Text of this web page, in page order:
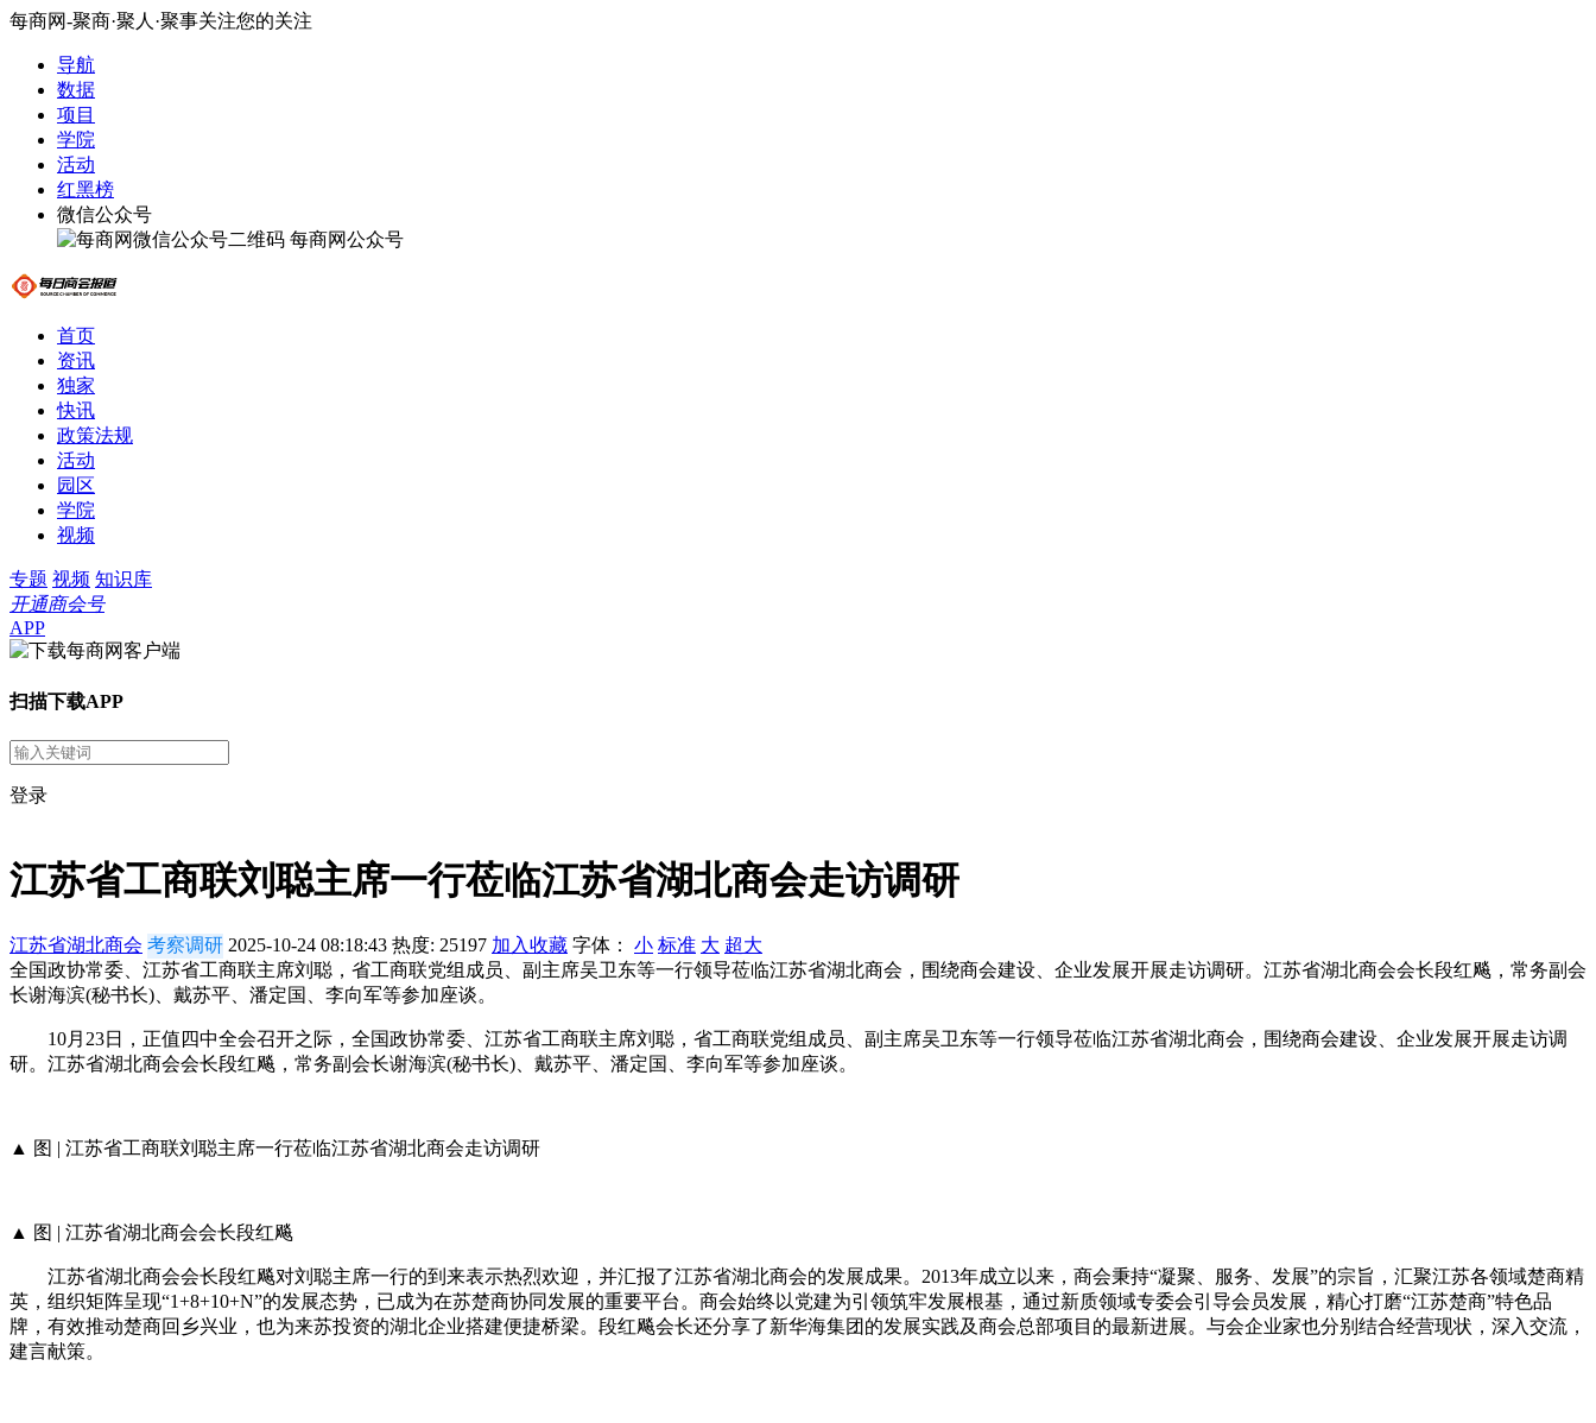
每商网-聚商·聚人·聚事关注您的关注
导航
数据
项目
学院
活动
红黑榜
微信公众号
每商网公众号
首页
资讯
独家
快讯
政策法规
活动
园区
学院
视频
专题 视频 知识库
开通商会号
APP
扫描下载APP
登录
江苏省工商联刘聪主席一行莅临江苏省湖北商会走访调研
江苏省湖北商会 考察调研 2025-10-24 08:18:43 热度: 25197 加入收藏 字体： 小 标准 大 超大
全国政协常委、江苏省工商联主席刘聪，省工商联党组成员、副主席吴卫东等一行领导莅临江苏省湖北商会，围绕商会建设、企业发展开展走访调研。江苏省湖北商会会长段红飚，常务副会
长谢海滨(秘书长)、戴苏平、潘定国、李向军等参加座谈。
10月23日，正值四中全会召开之际，全国政协常委、江苏省工商联主席刘聪，省工商联党组成员、副主席吴卫东等一行领导莅临江苏省湖北商会，围绕商会建设、企业发展开展走访调
研。江苏省湖北商会会长段红飚，常务副会长谢海滨(秘书长)、戴苏平、潘定国、李向军等参加座谈。
▲ 图 | 江苏省工商联刘聪主席一行莅临江苏省湖北商会走访调研
▲ 图 | 江苏省湖北商会会长段红飚
江苏省湖北商会会长段红飚对刘聪主席一行的到来表示热烈欢迎，并汇报了江苏省湖北商会的发展成果。2013年成立以来，商会秉持“凝聚、服务、发展”的宗旨，汇聚江苏各领域楚商精
英，组织矩阵呈现“1+8+10+N”的发展态势，已成为在苏楚商协同发展的重要平台。商会始终以党建为引领筑牢发展根基，通过新质领域专委会引导会员发展，精心打磨“江苏楚商”特色品
牌，有效推动楚商回乡兴业，也为来苏投资的湖北企业搭建便捷桥梁。段红飚会长还分享了新华海集团的发展实践及商会总部项目的最新进展。与会企业家也分别结合经营现状，深入交流，
建言献策。